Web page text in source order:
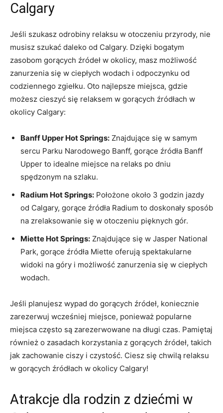
Calgary
Jeśli szukasz odrobiny relaksu⁣ w otoczeniu przyrody, nie
musisz szukać daleko od ⁢Calgary. Dzięki‌ bogatym
zasobom gorących ​źródeł w okolicy, masz możliwość
zanurzenia się w ciepłych wodach i odpoczynku od
codziennego zgiełku.⁤ Oto najlepsze miejsca, gdzie
możesz cieszyć⁣ się relaksem‌ w‌ gorących źródłach w
okolicy Calgary:
Banff ​Upper Hot Springs: Znajdujące ⁢się w samym
sercu Parku Narodowego Banff, gorące źródła Banff
Upper⁣ to idealne⁣ miejsce na relaks⁤ po⁣ dniu
spędzonym na szlaku.
Radium Hot Springs: Położone około 3 godzin jazdy
od Calgary, gorące źródła Radium to doskonały sposób
na zrelaksowanie się w otoczeniu pięknych gór.
Miette Hot Springs: Znajdujące się w Jasper National
‍Park, gorące źródła ⁢Miette oferują spektakularne
widoki na góry‍ i możliwość zanurzenia się w ciepłych
wodach.
Jeśli planujesz wypad do gorących źródeł, koniecznie ​
zarezerwuj wcześniej miejsce, ponieważ popularne
miejsca ⁣często są zarezerwowane na długi czas. ⁤Pamiętaj
również o ⁣zasadach korzystania z gorących ⁣źródeł, takich
jak zachowanie ciszy i czystość. Ciesz się chwilą relaksu
w⁣ gorących źródłach w okolicy Calgary!
Atrakcje dla rodzin z dziećmi w